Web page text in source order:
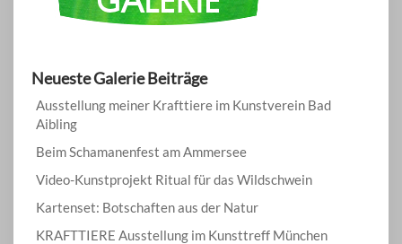
Neueste Galerie Beiträge
Ausstellung meiner Krafttiere im Kunstverein Bad
Aibling
Beim Schamanenfest am Ammersee
Video-Kunstprojekt Ritual für das Wildschwein
Kartenset: Botschaften aus der Natur
KRAFTTIERE Ausstellung im Kunsttreff München